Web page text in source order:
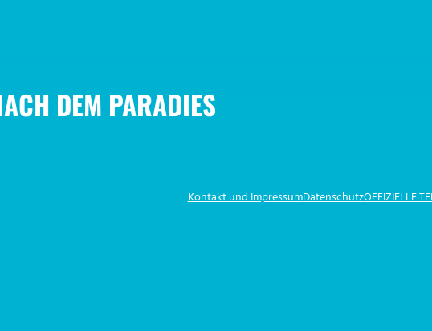
DEM PARADIES
Kontakt und ImpressumDatenschutzOFFIZIELLE